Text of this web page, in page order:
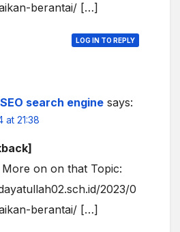
berantai/ […]
LOG IN TO REPLY
search engine says:
at 21:38
on on that Topic:
2023/0
berantai/ […]